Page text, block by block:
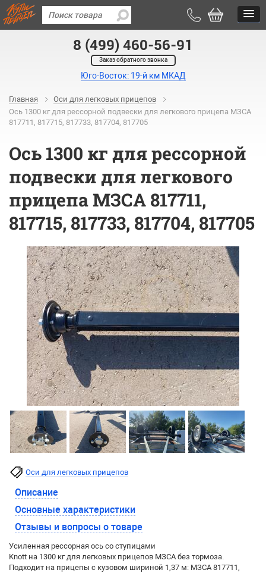
8 (499) 460-56-91
Заказ обратного звонка
Юго-Восток: 19-й км МКАД
Главная
Оси для легковых прицепов
Ось 1300 кг для рессорной подвески для легкового прицепа МЗСА
817711, 817715, 817733, 817704, 817705
Ось 1300 кг для рессорной
подвески для легкового
прицепа МЗСА 817711,
817715, 817733, 817704, 817705
Оси для легковых прицепов
Описание
Основные характеристики
Отзывы и вопросы о товаре
Усиленная рессорная ось со ступицами
Knott на 1300 кг для легковых прицепов МЗСА без тормоза.
Подходит на прицепы с кузовом шириной 1,37 м: МЗСА 817711,